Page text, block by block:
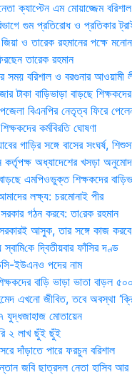
ক্যাপ্টেন এম মোয়াজ্জেম
গুম প্রতিরোধ ও প্রতিকার
ও তারেক রহমানের পক্ষে
তারেক রহমান
সময় ব‌রিশাল ও বরগুনার
টাকা বাড়িভাড়া বাড়ছে শিক্ষকদের
বিএনপির নেতৃত্ব ফিরে
কর্মবিরতি ঘোষণা
গাড়ির সঙ্গে বাসের সংঘর্ষ,
কর্তৃপক্ষ অধ্যাদেশের খসড়া
এমপিওভুক্ত শিক্ষকদের
লক্ষ্য: চরমোনাই পীর
গঠন করবে: তা‌রেক রহমান
আসুক, তার সঙ্গে কাজ করবে
দ্বিতীয়বার ফাঁসির দণ্ড
ইউএনও পদের নাম
বাড়ি ভাড়া ভাতা বাড়ল
এখনো জীবিত, তবে অবস্থা
যুদ্ধজাহাজ মোতায়েন
২ লাখ ছুঁই ছুঁই
দাঁড়াতে পারে ফরচুন বরিশাল
জবি ছাত্রদল নেতা হাসিব আর